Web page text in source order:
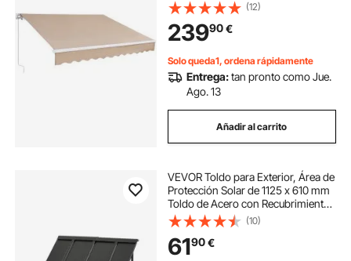
Sombrilla Poliéster con Manivela
para Patio, Terraza, Jardín, Balcón
(12)
23990€
Solo queda1, ordena rápidamente
Entrega:tan pronto como Jue.
Ago. 13
Añadir al carrito
VEVOR Toldo para Exterior, Área de
Protección Solar de 1125 x 610 mm
Toldo de Acero con Recubrimiento
en Polvo Resistente a la Oxidación
con Voladizo Compatible para
puerta de 800 mm de Ancho
(10)
6190€